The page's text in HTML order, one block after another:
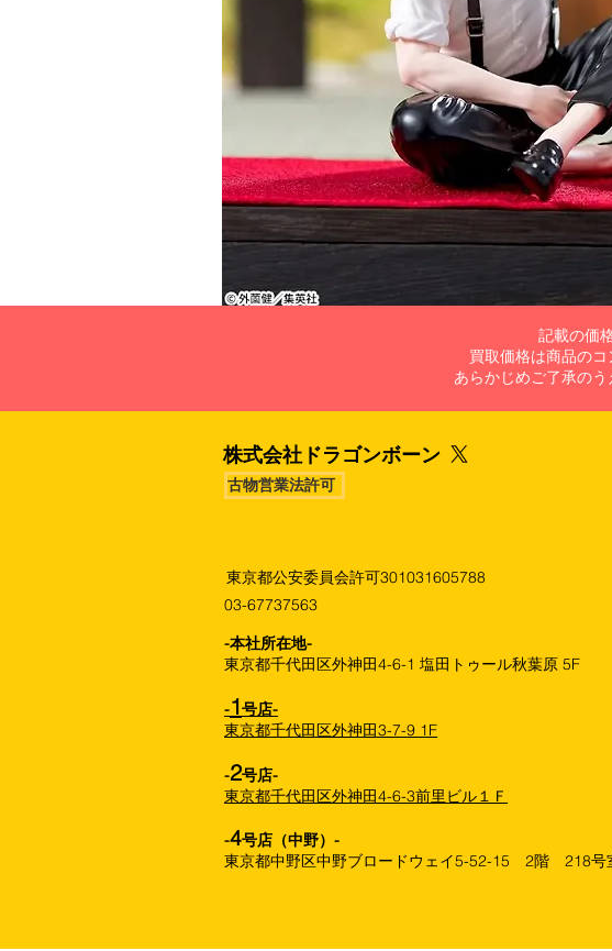
記載の価
買取価格は商品の
あらかじめご了承の
株式会社​ドラゴンボーン
古物営業法許可
東京都公安委員会許可301031605788
03-67737563
​-本社所在地-
東京都千代田区外神田4-6-1 塩田トゥール秋葉原 5F
-1号店-
東京都千代田区外神田3-7-9 1F
-2号店-
東京都千代田区外神田4-6-3前里ビル１Ｆ
-4号店（中野）-
東京都中野区中野ブロードウェイ5-52-15 2階 218号